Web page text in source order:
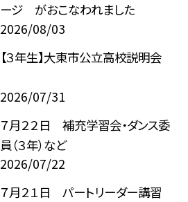
ージ がおこなわれました
2026/08/03
【３年生】大東市公立高校説明会
2026/07/31
７月２２日 補充学習会・ダンス委
員（３年）など
2026/07/22
７月２１日 パートリーダー講習